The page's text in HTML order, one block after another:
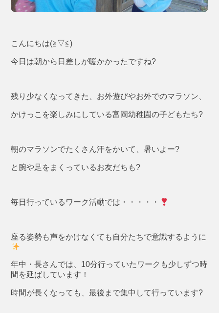
こんにちは(≧▽≦)
今日は朝から日差しが暖かかったですね?
残り少なくなってきた、お外遊びやお外でのマラソン、
かけっこを楽しみにしている富岡幼稚園の子どもたち?
朝のマラソンでたくさん汗をかいて、暑いよー?
と腕や足をまくっているお友だちも?
毎日行っているワーク活動では・・・・・
座る姿勢も声をかけなくても自分たちで意識するように
年中・長さんでは、10分行っていたワークも少しずつ時
間を延ばしています！
時間が長くなっても、最後まで集中して行っています?